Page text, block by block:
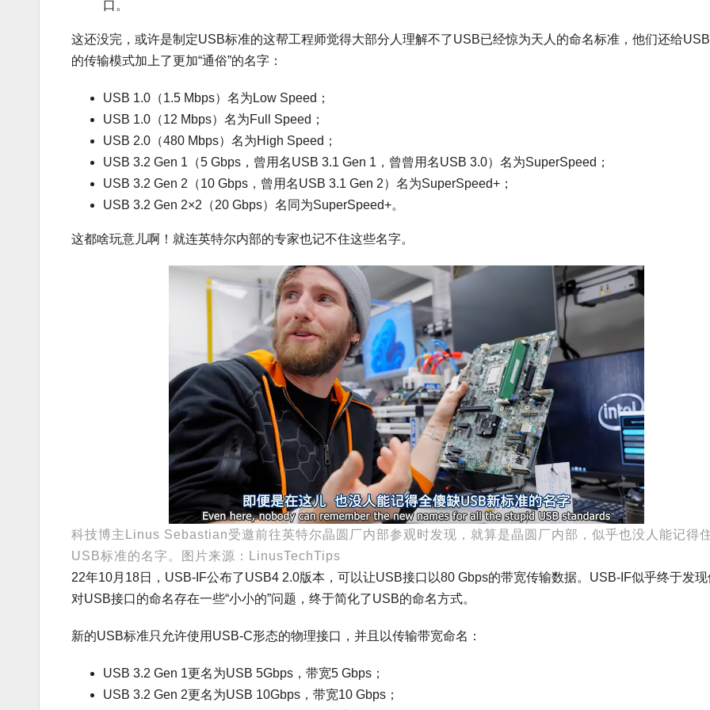
口。
这还没完，或许是制定USB标准的这帮工程师觉得大部分人理解不了USB已经惊为天人的命名标准，他们还给
的传输模式加上了更加“通俗”的名字：
USB 1.0（1.5 Mbps）名为Low Speed；
USB 1.0（12 Mbps）名为Full Speed；
USB 2.0（480 Mbps）名为High Speed；
USB 3.2 Gen 1（5 Gbps，曾用名USB 3.1 Gen 1，曾曾用名USB 3.0）名为SuperSpeed；
USB 3.2 Gen 2（10 Gbps，曾用名USB 3.1 Gen 2）名为SuperSpeed+；
USB 3.2 Gen 2×2（20 Gbps）名同为SuperSpeed+。
这都啥玩意儿啊！就连英特尔内部的专家也记不住这些名字。
科技博主Linus Sebastian受邀前往英特尔晶圆厂内部参观时发现，就算是晶圆厂内部，似乎也没人能记得
USB标准的名字。图片来源：LinusTechTips
22年10月18日，USB-IF公布了USB4 2.0版本，可以让USB接口以80 Gbps的带宽传输数据。USB-IF似乎终于发
对USB接口的命名存在一些“小小的”问题，终于简化了USB的命名方式。
新的USB标准只允许使用USB-C形态的物理接口，并且以传输带宽命名：
USB 3.2 Gen 1更名为USB 5Gbps，带宽5 Gbps；
USB 3.2 Gen 2更名为USB 10Gbps，带宽10 Gbps；